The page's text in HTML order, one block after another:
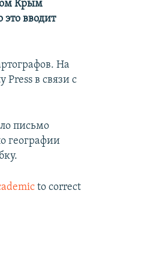
Крым
это вводит
На
Press в связи с
письмо
географии
to correct